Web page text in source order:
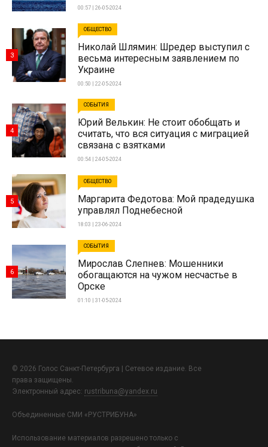
00:57 | 26-05-2024
ОБЩЕСТВО
Николай Шлямин: Шредер выступил с
весьма интересным заявлением по
Украине
00:50 | 22-05-2024
3
СОБЫТИЯ
Юрий Велькин: Не стоит обобщать и
считать, что вся ситуация с миграцией
связана с взятками
00:54 | 24-05-2024
4
ОБЩЕСТВО
Маргарита Федотова: Мой прадедушка
управлял Поднебесной
18:03 | 23-06-2024
5
СОБЫТИЯ
Мирослав Слепнев: Мошенники
обогащаются на чужом несчастье в
Орске
01:10 | 31-05-2024
6
© 2026 Голос Санкт-Петербурга | Сетевое издание. Все
права защищены.
Электронный адрес: rustribuna@yandex.ru
Объединенные СМИ «РУСТРИБУНА»
Использование материалов разрешено только с